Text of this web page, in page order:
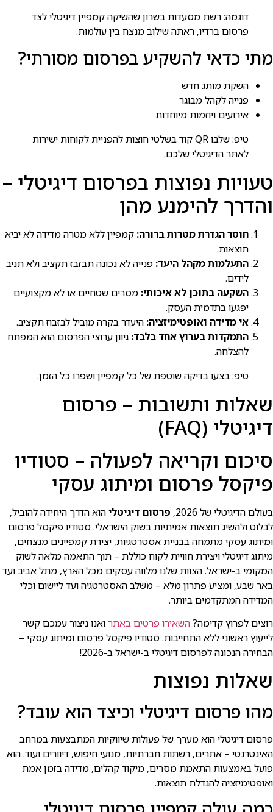
דוגמה: רשת מסעדות בשרון שהשיקה קמפיין דיגיטלי לצד
פרסום ברדיו, ראתה שילוב מנצח בין עולמות.
מתי כדאי להשקיע בפרסום מסורתי?
השקת מותג חדש
פנייה לקהל מבוגר
אירועים ויוזמות מיוחדות
טיפ: שלבו QR קוד בשלטי חוצות להפניית לקוחות ישירות
לאתר הדיגיטלי שלכם.
טעויות נפוצות בפרסום דיגיטלי –
והדרך להימנע מהן
חוסר הגדרת מטרות ברורה: קמפיין ללא מטרה מדידה לא יביא
תוצאות.
התעלמות מקהל היעד: פנייה לא נכונה תבזבז תקציב ולא תניב
לידים.
השקעה בתוכן לא איכותי: מסרים שטחיים או לא מקצועיים
יפגעו בתדמית העסק.
אי מדידה ואופטימיזציה: היעדר בקרה מוביל לבזבוז תקציב.
התמקדות בערוץ אחד בלבד: גיוון ערוצי הפרסום הוא המפתח
להצלחה.
טיפ: בצעו בדיקה שוטפת של כל קמפיין ושפרו כל הזמן.
שאלות ותשובות – פרסום
דיגיטלי (FAQ)
סיכום וקריאה לפעולה – סטודיו
פיקסל פרסום ומיתוג עסקי
בעולם הדיגיטלי של 2026, פרסום דיגיטליהוא הדרך היחידה להוביל,
לבלוט ולהשיג תוצאות אמיתיות בשוק הישראלי. סטודיו פיקסל פרסום
ומיתוג עסקי מתמחה בבניית אסטרטגיות, יצירת קמפיינים מנצחים,
מיתוג דיגיטלי ויצירת חוויית לקוח כוללת – תוך התאמה מלאה לשוק
המקומי ב-ישראל. הצוות שלנו מלווה עסקים מכל הארץ, מתל אביב ועד
באר שבע, ומציע פתרון מלא – משלב האסטרטגיה ועד ליישום וכלי
המדידה המתקדמים ביותר.
רוצים לפרוץ קדימה? השאירו פרטים באתרואנו ניצור עמכם קשר
לייעוץ ראשוני ללא התחייבות. סטודיו פיקסל פרסום ומיתוג עסקי –
הבחירה הנכונה לפרסום דיגיטלי ב-ישראל ב-2026!
שאלות נפוצות
מהו פרסום דיגיטלי וכיצד הוא עובד?
פרסום דיגיטלי הוא מערך של פעולות שיווקיות המתבצעות במרחב
האינטרנטי – אתרים, רשתות חברתיות, מנועי חיפוש, דיוורים ועוד. הוא
פועל באמצעות התאמת מסרים, מיקוד קהלים, מדידה בזמן אמת
ואופטימיזציה להגדלת תוצאות.